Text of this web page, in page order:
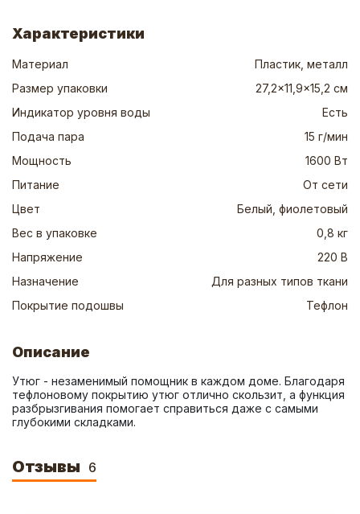
Характеристики
Материал
Пластик, металл
Размер упаковки
27,2x11,9x15,2 см
Индикатор уровня воды
Есть
Подача пара
15 г/мин
Мощность
1600 Вт
Питание
От сети
Цвет
Белый, фиолетовый
Вес в упаковке
0,8 кг
Напряжение
220 В
Назначение
Для разных типов ткани
Покрытие подошвы
Тефлон
Описание
Утюг - незаменимый помощник в каждом доме. Благодаря
тефлоновому покрытию утюг отлично скользит, а функция
разбрызгивания помогает справиться даже с самыми
глубокими складками.
Отзывы 6